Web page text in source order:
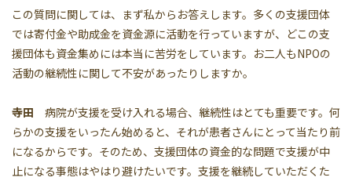
この質問に関しては、まず私からお答えします。多くの支援団体
では寄付金や助成金を資金源に活動を行っていますが、どこの支
援団体も資金集めには本当に苦労をしています。お二人もNPOの
活動の継続性に関して不安があったりしますか。
寺田 病院が支援を受け入れる場合、継続性はとても重要です。何
らかの支援をいったん始めると、それが患者さんにとって当たり前
になるからです。そのため、支援団体の資金的な問題で支援が中
止になる事態はやはり避けたいです。支援を継続していただくた